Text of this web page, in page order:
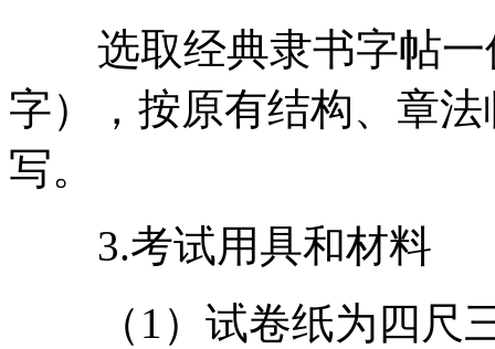
选取经典隶书字帖
字），按原有结构、章
写。
3.考试用具和材料
（1）试卷纸为四